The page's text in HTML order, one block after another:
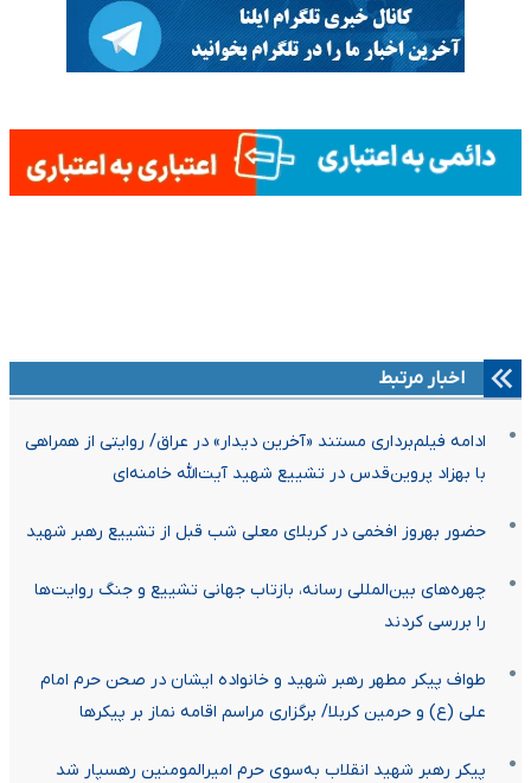
اخبار مرتبط
ادامه فیلم‌برداری مستند «آخرین دیدار» در عراق/ روایتی از همراهی
با بهزاد پروین‌قدس در تشییع شهید آیت‌الله خامنه‌ای
حضور بهروز افخمی در کربلای معلی شب قبل از تشییع رهبر شهید
چهره‌های بین‌المللی رسانه، بازتاب جهانی تشییع و جنگ روایت‌ها
را بررسی کردند
طواف پیکر مطهر رهبر شهید و خانواده ایشان در صحن حرم امام
علی (ع) و حرمین کربلا/ برگزاری مراسم اقامه نماز بر پیکرها
پیکر رهبر شهید انقلاب به‌سوی حرم امیرالمومنین رهسپار شد